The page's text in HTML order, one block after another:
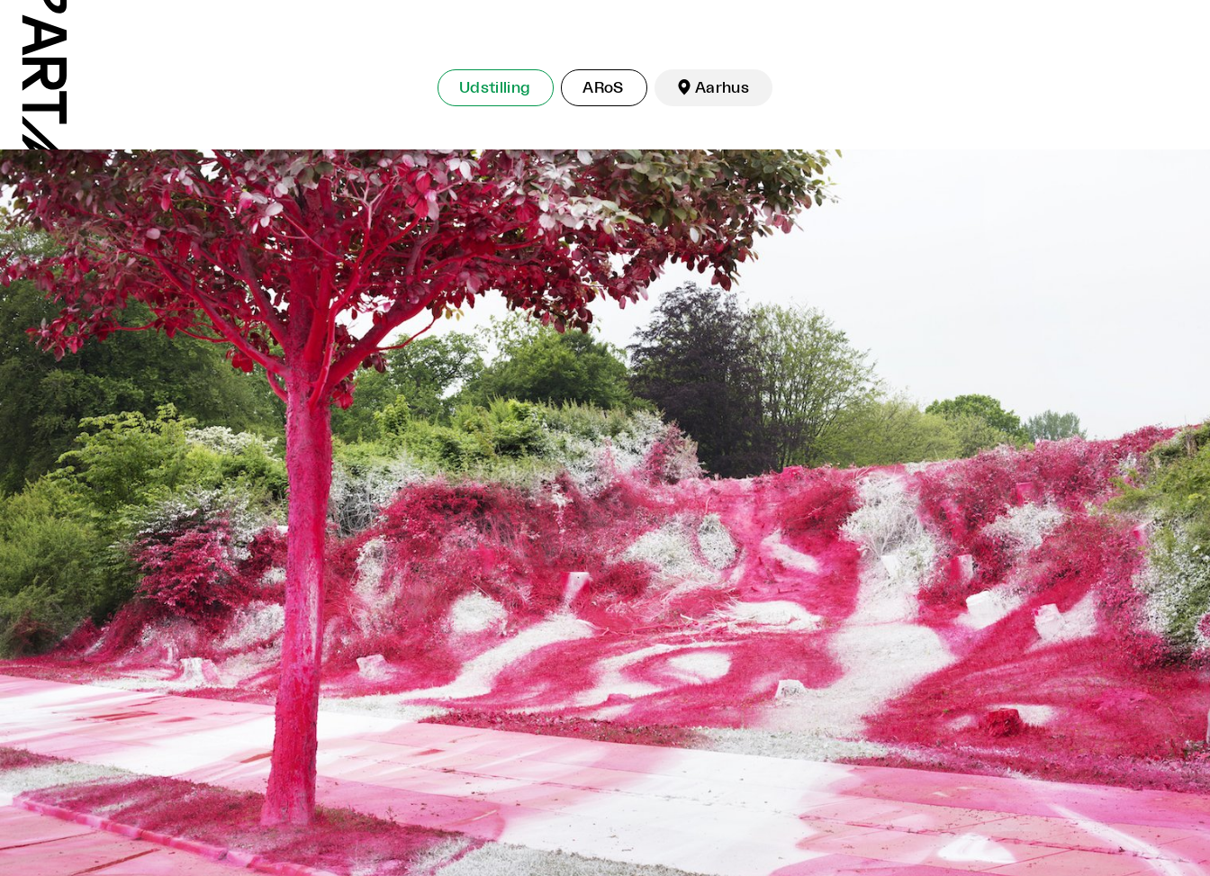
Udstilling ARoS  Aarhus